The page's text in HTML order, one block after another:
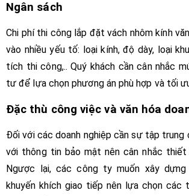
Ngân sách
Chi phí thi công lắp đặt vách nhôm kính
vào nhiều yếu tố: loại kính, độ dày, loại
tích thi công,.. Quý khách cần cân nhắc
tư để lựa chọn phương án phù hợp và tối
Đặc thù công việc và văn hóa
Đối với các doanh nghiệp cần sự tập trung
với thông tin bảo mật nên cân nhắc thiết
Ngược lại, các công ty muốn xây
khuyến khích giao tiếp nên lựa chọn các